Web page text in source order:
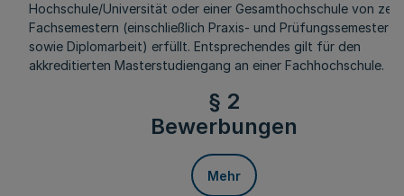
Hochschule/Universität oder einer Gesamthochschule von
Fachsemestern (einschließlich Praxis- und Prüfungssemester
sowie Diplomarbeit) erfüllt. Entsprechendes gilt für den
akkreditierten Masterstudiengang an einer Fachhochschule.
§ 2
Bewerbungen
Mehr